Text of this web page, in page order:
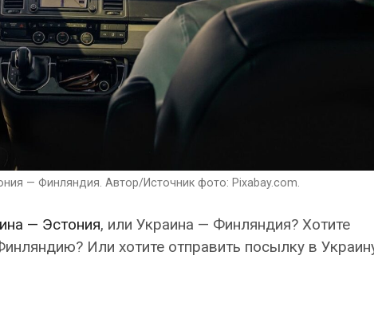
— Финляндия. Автор/Источник фото: Pixabay.com.
— Эстония, или Украина — Финляндия? Хотите
Или хотите отправить посылку в